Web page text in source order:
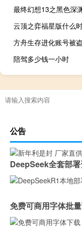
最终幻想13之黑色深
云顶之弈福星版什么
方舟生存进化账号被盗
陪驾多少钱一小时
公告
DeepSeek全套部
免费可商用字体批